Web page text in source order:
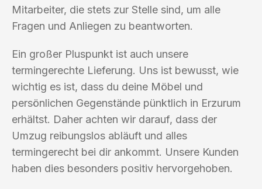
Mitarbeiter, die stets zur Stelle sind, um alle
Fragen und Anliegen zu beantworten.
Ein großer Pluspunkt ist auch unsere
termingerechte Lieferung. Uns ist bewusst, wie
wichtig es ist, dass du deine Möbel und
persönlichen Gegenstände pünktlich in Erzurum
erhältst. Daher achten wir darauf, dass der
Umzug reibungslos abläuft und alles
termingerecht bei dir ankommt. Unsere Kunden
haben dies besonders positiv hervorgehoben.